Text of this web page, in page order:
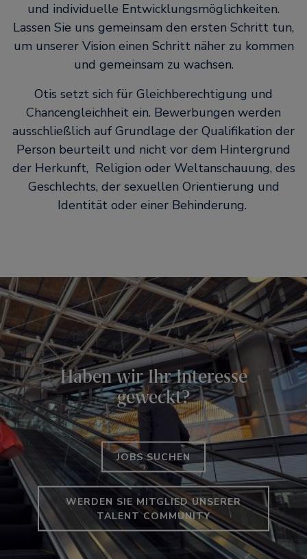
und individuelle Entwicklungsmöglichkeiten.
Lassen Sie uns gemeinsam den ersten Schritt tun,
um unserer Vision einen Schritt näher zu kommen
und gemeinsam zu wachsen.
Otis setzt sich für Gleichberechtigung und
Chancengleichheit ein. Bewerbungen werden
ausschließlich auf Grundlage der Qualifikation der
Person beurteilt und nicht vor dem Hintergrund
der Herkunft, Religion oder Weltanschauung, des
Geschlechts, der sexuellen Orientierung und
Identität oder einer Behinderung.
Haben wir Ihr Interesse
geweckt?
JOBS SUCHEN
WERDEN SIE MITGLIED UNSERER
TALENT COMMUNITY